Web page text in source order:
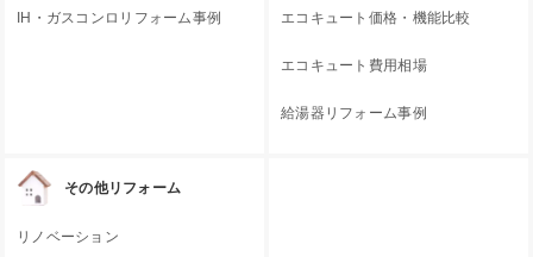
IH・ガスコンロリフォーム事例 エコキュート価格・機能比較
エコキュート費用相場
給湯器リフォーム事例
その他リフォーム
リノベーション